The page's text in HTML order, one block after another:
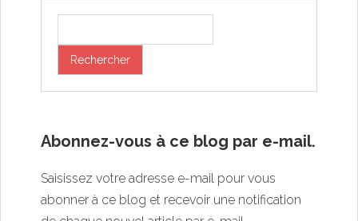
Abonnez-vous à ce blog par e-mail.
Saisissez votre adresse e-mail pour vous
abonner à ce blog et recevoir une notification